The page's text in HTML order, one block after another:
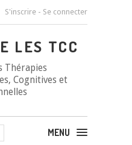
S'inscrire - Se connecter
LES TCC
Thérapies
Cognitives et
MENU